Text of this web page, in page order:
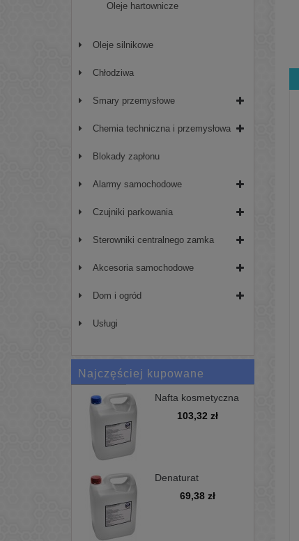
Oleje hartownicze
Oleje silnikowe
Chłodziwa
Smary przemysłowe
Chemia techniczna i przemysłowa
Blokady zapłonu
Alarmy samochodowe
Czujniki parkowania
Sterowniki centralnego zamka
Akcesoria samochodowe
Dom i ogród
Usługi
Najczęściej kupowane
Nafta kosmetyczna
kanister 5L
103,32 zł
Denaturat
minimum 97%, opak
69,38 zł